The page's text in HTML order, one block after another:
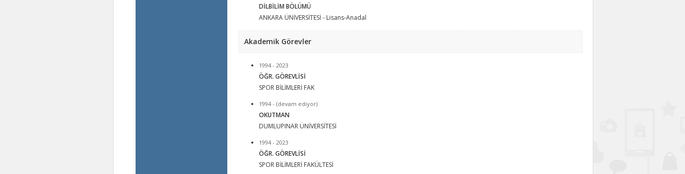
DİLBİLİM BÖLÜMÜ
ANKARA ÜNİVERSİTESİ - Lisans-Anadal
Akademik Görevler
1994 - 2023
ÖĞR. GÖREVLİSİ
SPOR BİLİMLERİ FAK
1994 - (devam ediyor)
OKUTMAN
DUMLUPINAR ÜNİVERSİTESİ
1994 - 2023
ÖĞR. GÖREVLİSİ
SPOR BİLİMLERİ FAKÜLTESİ